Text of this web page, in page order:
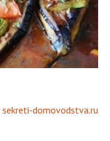
sekreti-domovodstva.ru